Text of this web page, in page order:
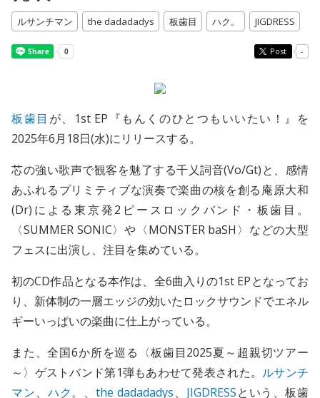
ルサンチマン the dadadadys 板歯目 ハク。 JIGDRESS
Post -
板歯目 が、1st EP『もんくのひとつもいいたい！』を
2025年6月18日(水)にリリースする。
芯の強い歌声で観客を魅了する千乂詞音(Vo/Gt)と、感情
あふれるプリミティブな演奏で楽曲の核を創る庵原大和
(Dr)による東京発2ピースロックバンド・板歯目。
〈SUMMER SONIC〉や〈MONSTER baSH〉などの大型
フェスに出演し、注目を集めている。
初のCD作品となる本作は、全6曲入りの1st EPとなってお
り、新体制の一層エッジの効いたロックサウンドでエネル
ギーいっぱいの楽曲に仕上がっている。
また、全国6か所を巡る〈板歯目2025夏～超親切ツアー
～〉ゲストバンド第1弾もあわせて発表された。 ルサンチ
マン、 ハク。 、the dadadadys、 JIGDRESSという、板歯